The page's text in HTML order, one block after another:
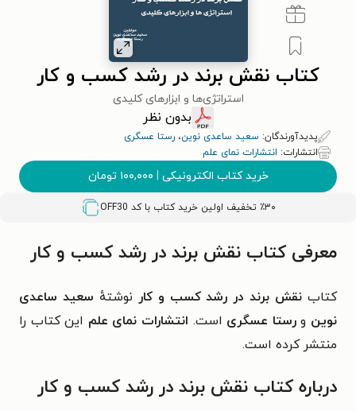
کتاب نقش برند در رشد کسب و کار
استراتژی‌ها و ابزارهای کلیدی
بدون نظر
پدیدآورندگان: سعید ساعدی نوین، رستا عسگری
انتشارات: انتشارات نمای علم
خرید کتاب الکترونیکی | ۱۰۰,۰۰۰ تومان
٪۳۰ تخفیف اولین خرید کتاب با کد OFF30
معرفی کتاب نقش برند در رشد کسب و کار
کتاب نقش برند در رشد کسب و کار نوشتهٔ سعید ساعدی
نوین ورستا عسگری است. انتشارات نمای علم این کتاب را
منتشر کرده است.
درباره کتاب نقش برند در رشد کسب و کار